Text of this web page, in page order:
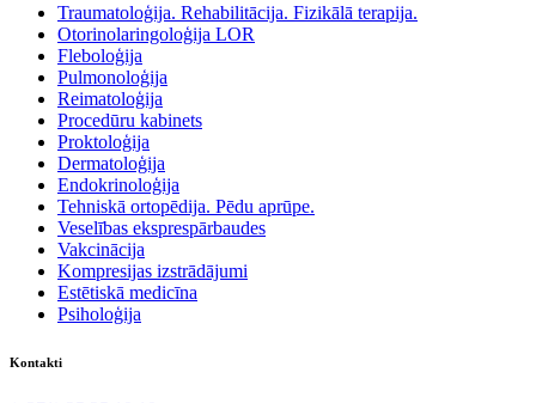
Traumatoloģija. Rehabilitācija. Fizikālā terapija.
Otorinolaringoloģija LOR
Fleboloģija
Pulmonoloģija
Reimatoloģija
Procedūru kabinets
Proktoloģija
Dermatoloģija
Endokrinoloģija
Tehniskā ortopēdija. Pēdu aprūpe.
Veselības eksprespārbaudes
Vakcinācija
Kompresijas izstrādājumi
Estētiskā medicīna
Psiholoģija
Kontakti